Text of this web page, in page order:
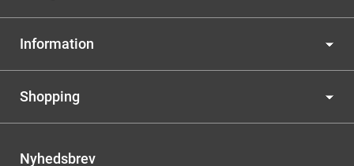
Information
Shopping
Nyhedsbrev